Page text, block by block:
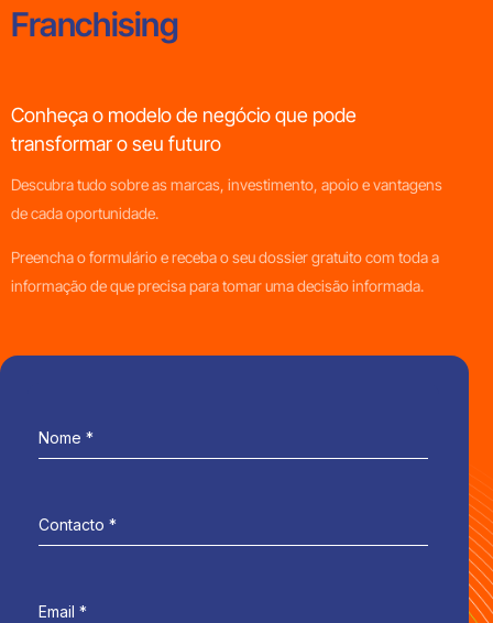
Franchising
Conheça o modelo de negócio que pode
transformar o seu futuro
Descubra tudo sobre as marcas, investimento, apoio e vantagens
de cada oportunidade.
Preencha o formulário e receba o seu dossier gratuito com toda a
informação de que precisa para tomar uma decisão informada.
Nome *
Contacto *
Email *